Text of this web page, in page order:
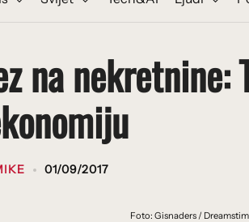
na
01/09/2017
Foto: Gisnaders /